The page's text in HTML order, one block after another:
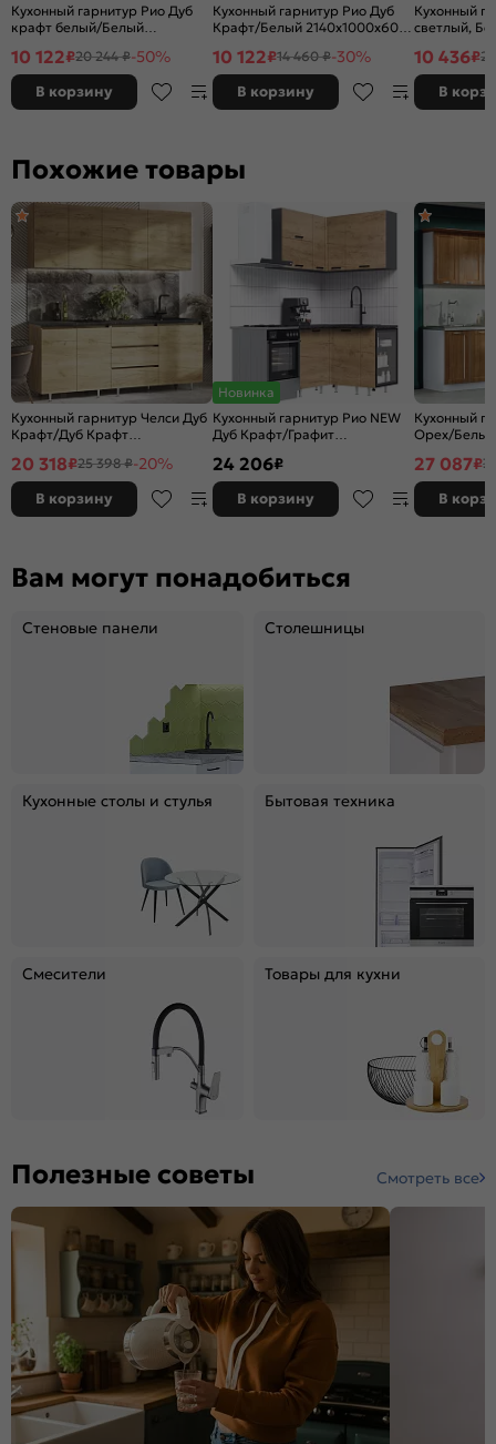
Кухонный гарнитур Рио Дуб
крафт белый/Белый
10 122₽20 244 ₽-50%
В корзину
Кухонный гарнитур Рио Дуб
Крафт/Белый 2140x1000x600
10 122₽14 460 ₽-30%
В корзину
Кухонный
светлый,
10 436₽
В
Похожие товары
Кухонный гарнитур Челси Дуб
Крафт/Дуб Крафт
20 318₽25 398 ₽-20%
В корзину
Новинка
Кухонный гарнитур Рио NEW
Дуб Крафт/Графит
24 206₽
В корзину
Кухонный
Орех/
27 087₽
В
Вам могут понадобиться
Стеновые панели Столешницы
Кухонные столы и стулья Бытовая техника
Смесители Товары для кухни
Полезные советы Смотреть все